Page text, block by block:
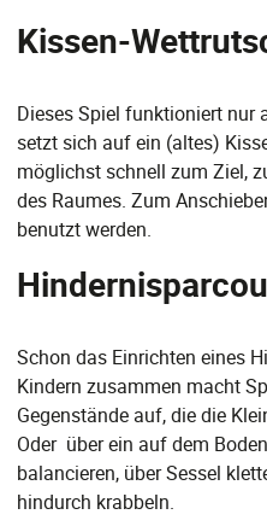
Kissen-
Dieses Spiel funktioniert nur
setzt sich auf ein (altes)
möglichst schnell zum Ziel,
des Raumes. Zum
benutzt werden.
Schon das Einrichten eines
Kindern zusammen macht
Gegenstände auf, die die
Oder über ein auf dem
balancieren, über Sessel
hindurch krabbeln.